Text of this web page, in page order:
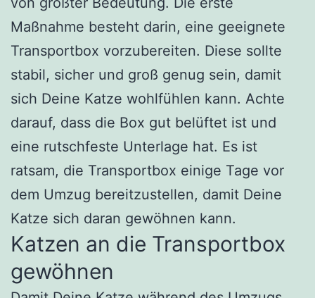
Maßnahme besteht darin, eine geeignete
Transportbox vorzubereiten. Diese sollte
stabil, sicher und groß genug sein, damit
sich Deine Katze wohlfühlen kann. Achte
darauf, dass die Box gut belüftet ist und
eine rutschfeste Unterlage hat. Es ist
ratsam, die Transportbox einige Tage vor
dem Umzug bereitzustellen, damit Deine
Katze sich daran gewöhnen kann.
Katzen an die Transportbox
gewöhnen